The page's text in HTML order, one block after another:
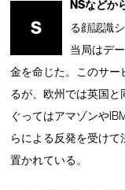
S
NSなどか
る顔認識
当局はデ
金を命じた。このサー
るが、欧州では英国
ぐってはアマゾンや
らによる反発を受け
置かれている。